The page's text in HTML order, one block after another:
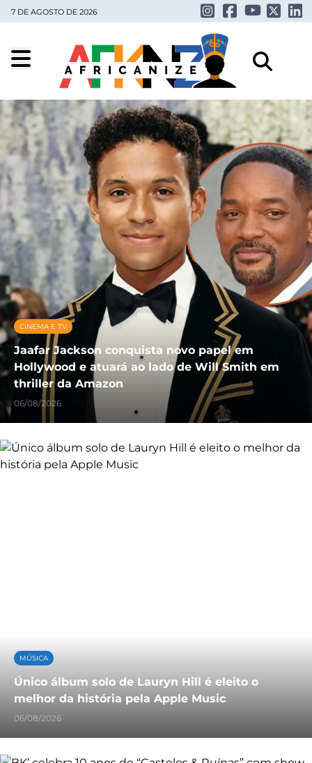
7 DE AGOSTO DE 2026
CINEMA E TV
Jaafar Jackson conquista novo papel em
Hollywood e atuará ao lado de Will Smith em
thriller da Amazon
06/08/2026
MÚSICA
Único álbum solo de Lauryn Hill é eleito o
melhor da história pela Apple Music
06/08/2026